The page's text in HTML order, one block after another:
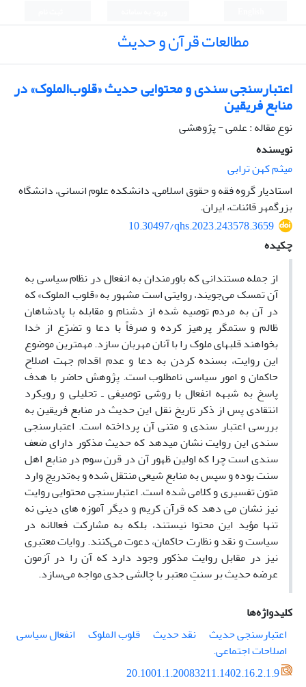
مطالعات قرآن و حدیث
اعتبارسنجی سندی و محتوایی حدیث «قلوب‌الملوک» در
منابع فریقین
نوع مقاله : علمی - پژوهشی
نویسنده
میثم کهن ترابی
استادیار گروه فقه و حقوق اسلامی، دانشکده علوم انسانی، دانشگاه
بزرگمهر قائنات، ایران.
10.30497/qhs.2023.243578.3659
چکیده
از جمله مستندانی که باورمندان به انفعال در نظام سیاسی به
آن تمسک می‌جویند، روایتی است مشهور به «قلوب ‌الملوک» که
در آن به مردم توصیه شده از دشنام و مقابله با پادشاهان
ظالم و ستمگر پرهیز کرده و صرفاً با دعا و تضرّع از خدا
بخواهند قلب‏های ملوک را با آنان مهربان سازد. مهمترین موضوع
این روایت، بسنده ‌کردن به دعا و عدم اقدام جهت اصلاح
حاکمان و امور سیاسی نامطلوب است. پژوهش حاضر با هدف
پاسخ به شبهه انفعال با روشی توصیفی ـ تحلیلی و رویکرد
انتقادی پس از ذکر تاریخ نقل این حدیث در منابع فریقین به
بررسی اعتبار سندی و متنی آن پرداخته است. اعتبارسنجی
سندی این روایت نشان میدهد که حدیث مذکور دارای ضعف
سندی است چرا که اولین ظهور آن در قرن سوم در منابع اهل
سنت بوده و سپس به منابع شیعی منتقل شده و به‌تدریج وارد
متون تفسیری و کلامی شده ‌است. اعتبارسنجی محتوایی روایت
نیز نشان می دهد که قرآن کریم و دیگر آموزه های دینی نه
تنها مؤید این محتوا نیستند، بلکه به مشارکت فعالانه در
سیاست و نقد و نظارت حاکمان، دعوت می‌کنند. روایات معتبری
نیز در مقابل روایت مذکور وجود دارد که آن را در آزمون
عرضه حدیث بر سنتِ معتبر با چالشی جدی مواجه می‌سازد.
کلیدواژه‌ها
اعتبارسنجی حدیث
نقد حدیث قلوب ‌الملوک
انفعال سیاسی
اصلاحات اجتماعی.‏
20.1001.1.20083211.1402.16.2.1.9